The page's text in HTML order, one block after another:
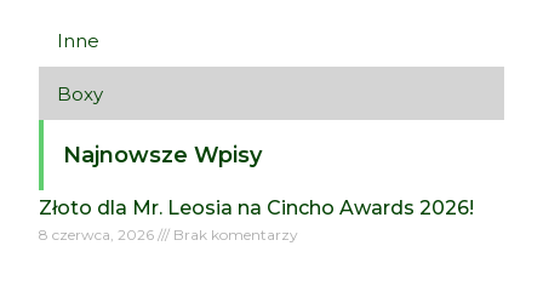
Inne
Boxy
Najnowsze Wpisy
Złoto dla Mr. Leosia na Cincho Awards 2026!
8 czerwca, 2026 Brak komentarzy